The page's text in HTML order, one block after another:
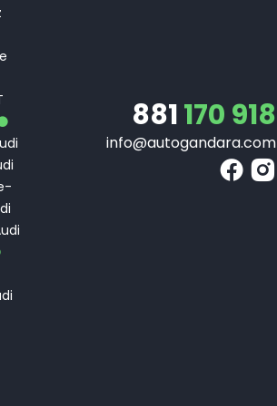
881170 918
info@autogandara.com